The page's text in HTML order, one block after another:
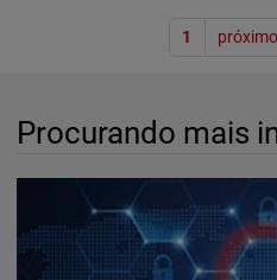
1
Procurando mais